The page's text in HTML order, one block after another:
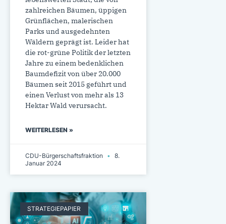
zahlreichen Bäumen, üppigen
Grünflächen, malerischen
Parks und ausgedehnten
Wäldern geprägt ist. Leider hat
die rot-grüne Politik der letzten
Jahre zu einem bedenklichen
Baumdefizit von über 20.000
Bäumen seit 2015 geführt und
einen Verlust von mehr als 13
Hektar Wald verursacht.
WEITERLESEN »
CDU-Bürgerschaftsfraktion
8.
Januar 2024
STRATEGIEPAPIER